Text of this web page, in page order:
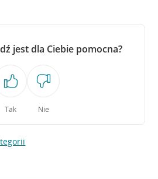
jest dla Ciebie pomocna?
Tak Nie